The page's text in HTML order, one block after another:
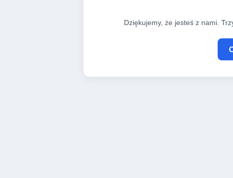
Dziękujemy, że jesteś z nami.